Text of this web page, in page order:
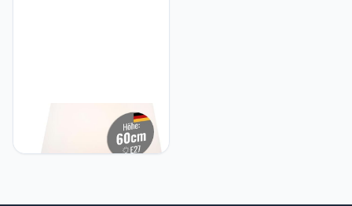
8 seasons 8Seasons
Buitenlamp, Polyethyleen,
E27, 9 W, Wit